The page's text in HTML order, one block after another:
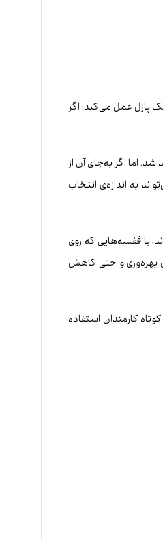
پازل عمل می‌کند؛ اگر
شد. اما اگر به‌جای آن از
به اندازه‌ی انتخاب
یا قفسه‌هایی که روی
بهره‌وری و حتی کاهش
کارمندان استفاده